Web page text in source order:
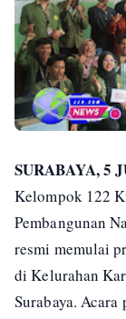
SURABAYA, 5
Kelompok 122
Pembangunan
resmi memulai
di Kelurahan
Surabaya.